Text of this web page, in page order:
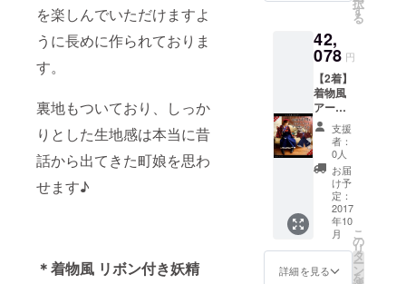
を楽しんでいただけますよ
うに長めに作られておりま
す。
裏地もついており、しっか
りとした生地感は本当に昔
話から出てきた町娘を思わ
せます♪
＊着物風 リボン付き妖精
ツガウ
セット
アップ
（ff102
9）
す
る
42,
078 円
【2着】
着物風
アーガ
イル
チェッ
クレー
ス襟
トップ
＆袴風
プリー
ツガウ
チョ
セット
アップ
支援
者：
0人
お届
け予
定：
2017
年10
月
詳細を見る
こ
の
リ
タ
ー
ン
を